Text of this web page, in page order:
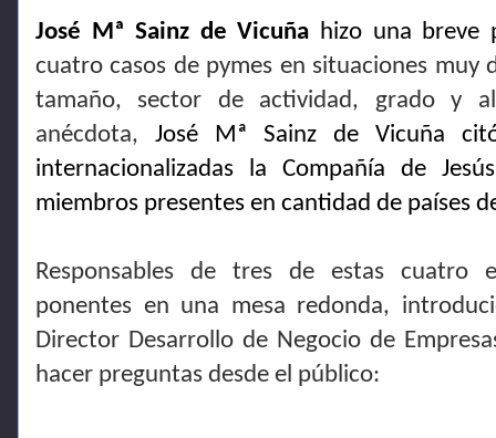
José Mª Sainz de Vicuña hizo una breve
cuatro casos de pymes en situaciones
tamaño, sector de actividad, grado y
anécdota, José Mª Sainz de Vicuña
internacionalizadas la Compañía de
miembros presentes en cantidad de países
Responsables de tres de estas cuatro
ponentes en una mesa redonda,
Director Desarrollo de Negocio de
hacer preguntas desde el público: